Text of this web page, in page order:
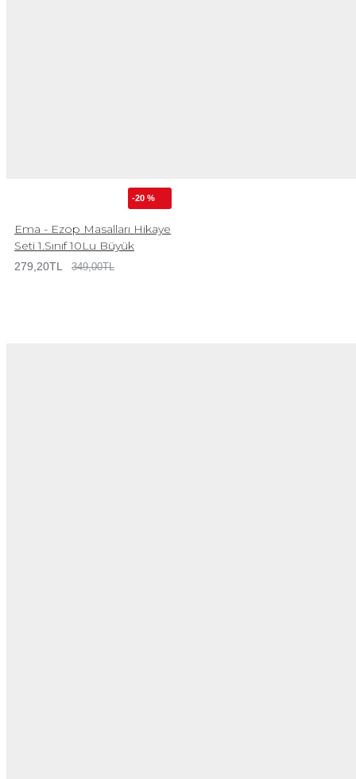
-20 %
Ema - Ezop Masalları Hikaye
Seti 1.Sınıf 10Lu Büyük
279,20TL 349,00TL